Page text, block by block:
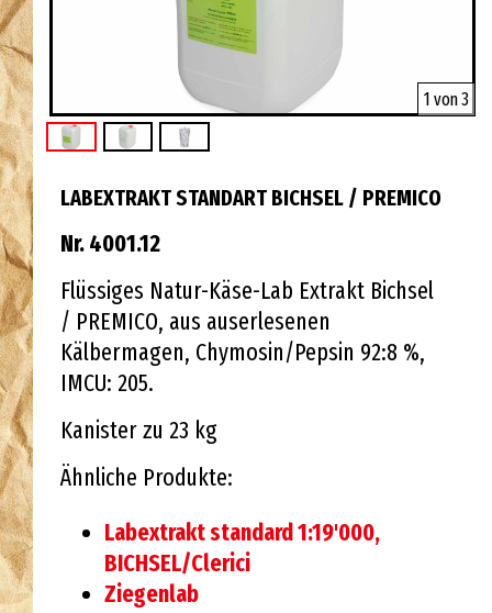
1 von 3
LABEXTRAKT STANDART BICHSEL / PREMICO
Nr. 4001.12
Flüssiges Natur-Käse-Lab Extrakt Bichsel
/ PREMICO, aus auserlesenen
Kälbermagen, Chymosin/Pepsin 92:8 %,
IMCU: 205.
Kanister zu 23 kg
Ähnliche Produkte:
Labextrakt standard 1:19'000,
BICHSEL/Clerici
Ziegenlab